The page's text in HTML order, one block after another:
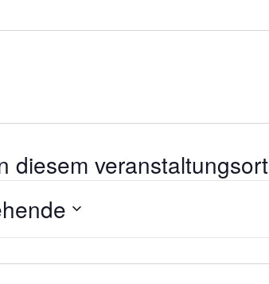
diesem veranstaltungsort